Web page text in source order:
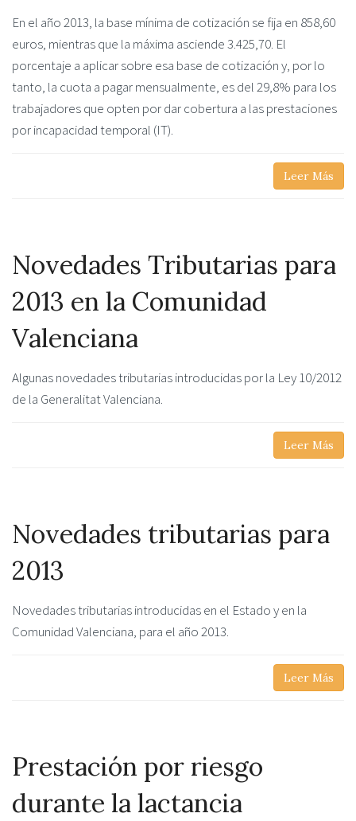
En el año 2013, la base mínima de cotización se fija en 858,60
euros, mientras que la máxima asciende 3.425,70. El
porcentaje a aplicar sobre esa base de cotización y, por lo
tanto, la cuota a pagar mensualmente, es del 29,8% para los
trabajadores que opten por dar cobertura a las prestaciones
por incapacidad temporal (IT).
Leer Más
Novedades Tributarias para
2013 en la Comunidad
Valenciana
Algunas novedades tributarias introducidas por la Ley 10/2012
de la Generalitat Valenciana.
Leer Más
Novedades tributarias para
2013
Novedades tributarias introducidas en el Estado y en la
Comunidad Valenciana, para el año 2013.
Leer Más
Prestación por riesgo
durante la lactancia